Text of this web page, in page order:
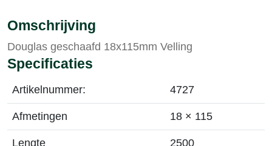
Omschrijving
Douglas geschaafd 18x115mm Velling
Specificaties
Artikelnummer: 4727
Afmetingen 18 × 115
Lengte 2500